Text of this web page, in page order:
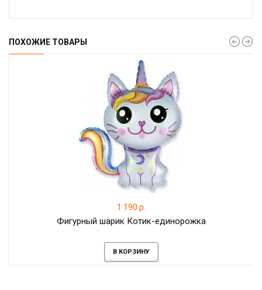
ПОХОЖИЕ ТОВАРЫ
1 190 р.
Фигурный шарик Котик-единорожка
В КОРЗИНУ